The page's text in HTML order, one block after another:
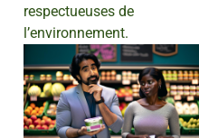
respectueuses de
l’environnement.